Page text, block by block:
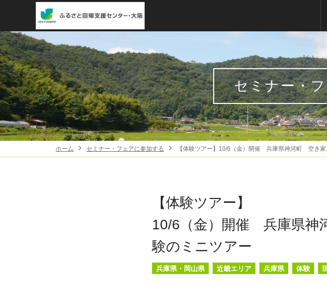
セミナー・
ホーム セミナー・フェアに参加する 【体験ツアー】10/6（金）開催 兵庫県神河町 空き家
【体験ツアー】
10/6（金）開催 兵庫県神
験のミニツアー
兵庫県・岡山県 近畿エリア 兵庫県 体験